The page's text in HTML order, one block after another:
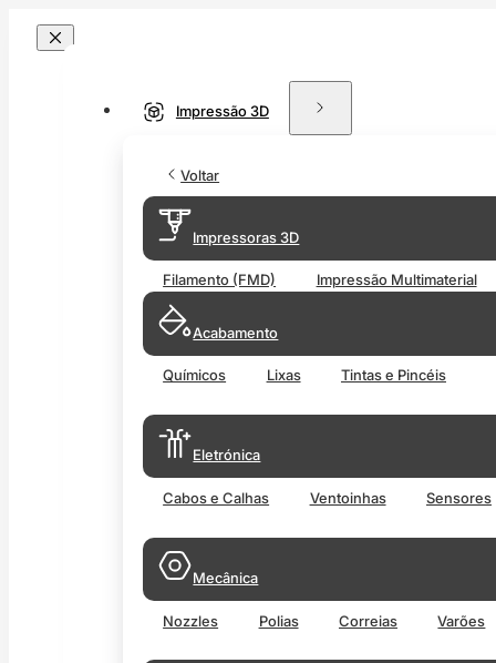
Impressão 3D
Voltar
Impressoras 3D
Filamento (FMD) Impressão Multimaterial
Acabamento
Químicos Lixas Tintas e Pincéis
Eletrónica
Cabos e Calhas Ventoinhas Sensores
Mecânica
Nozzles Polias Correias Varões